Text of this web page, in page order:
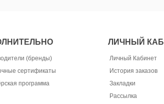
(бренды)
сертификаты
программа
ЛИЧНЫЙ
Личный Кабинет
История заказов
Закладки
Рассылка